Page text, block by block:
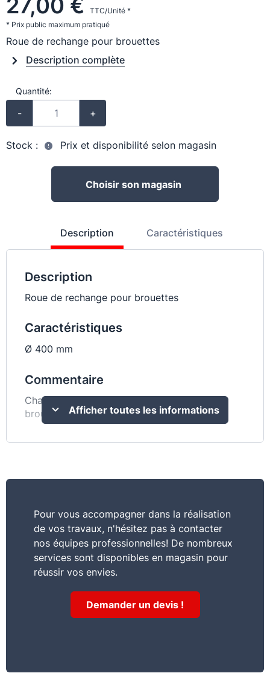
27,00 €
TTC/Unité *
* Prix public maximum pratiqué
Roue de rechange pour brouettes
Description complète
Quantité:
- +
Stock : Prix et disponibilité selon magasin
Choisir son magasin
Description Caractéristiques
Description
Roue de rechange pour brouettes
Caractéristiques
Ø 400 mm
Commentaire
Chambre à air de rechange, pour roue de
brouette Ø 400 ou 380 mm
Afficher toutes les informations
Pour vous accompagner dans la réalisation
de vos travaux, n'hésitez pas à contacter
nos équipes professionnelles! De nombreux
services sont disponibles en magasin pour
réussir vos envies.
Demander un devis !